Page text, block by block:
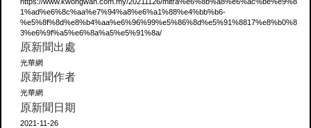
1%ad%e6%8c%aa%e7%94%a8%e6%a1%88%e4%bb%b6-
%e5%8f%8d%e8%b4%aa%e6%96%99%e5%86%8d%e5%91%8817%e8%b0%8
3%e6%9f%a5%e6%8a%a5%e5%91%8a/
原新聞出處
光華網
原新聞作者
光華網
原新聞日期
2021-11-26